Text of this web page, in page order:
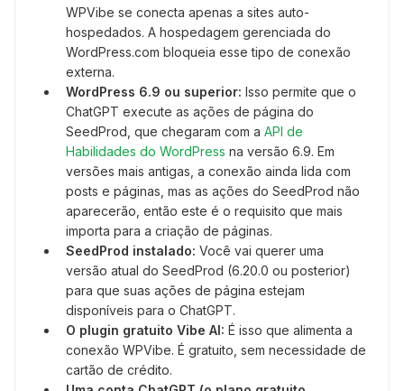
WPVibe se conecta apenas a sites auto-
hospedados. A hospedagem gerenciada do
WordPress.com bloqueia esse tipo de conexão
externa.
WordPress 6.9 ou superior: Isso permite que o
ChatGPT execute as ações de página do
SeedProd, que chegaram com a API de
Habilidades do WordPress na versão 6.9. Em
versões mais antigas, a conexão ainda lida com
posts e páginas, mas as ações do SeedProd não
aparecerão, então este é o requisito que mais
importa para a criação de páginas.
SeedProd instalado: Você vai querer uma
versão atual do SeedProd (6.20.0 ou posterior)
para que suas ações de página estejam
disponíveis para o ChatGPT.
O plugin gratuito Vibe AI: É isso que alimenta a
conexão WPVibe. É gratuito, sem necessidade de
cartão de crédito.